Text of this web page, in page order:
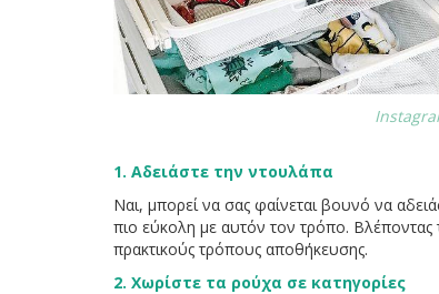
1. Αδειάστε την ντουλάπα
Ναι, μπορεί να σας φαίνεται βουνό να
πιο εύκολη με αυτόν τον τρόπο. Βλέποντας
πρακτικούς τρόπους αποθήκευσης.
2. Χωρίστε τα ρούχα σε κατηγορίες